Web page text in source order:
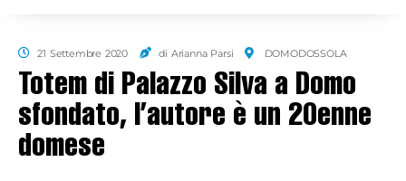
21 Settembre 2020 di Arianna Parsi DOMODOSSOLA
Totem di Palazzo Silva a Domo
sfondato, l’autore è un 20enne
domese